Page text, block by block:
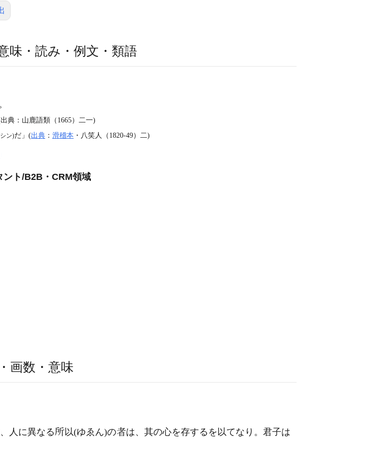
味・読み・例文・類語
典：山鹿語類（1665）二一)
ン)だ」(出典 ： 滑稽本 ・八笑人（1820‐49）二)
ント/B2B・CRM領域
画数・意味
人に異なる 以(ゆゑん)の
は、其の心を存するを以てなり。君子は